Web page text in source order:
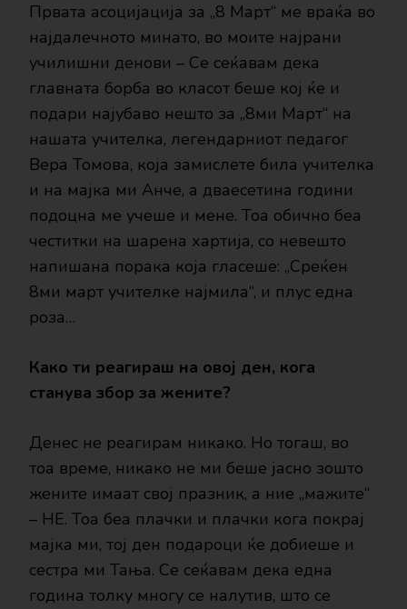
Првата асоцијација за „8 Март“ ме враќа во
најдалечното минато, во моите најрани
училишни денови – Се сеќавам дека
главната борба во класот беше кој ќе и
подари најубаво нешто за „8ми Март“ на
нашата учителка, легендарниот педагог
Вера Томова, која замислете била учителка
и на мајка ми Анче, а дваесетина години
подоцна ме учеше и мене. Тоа обично беа
честитки на шарена хартија, со невешто
напишана порака која гласеше: „Среќен
8ми март учителке најмила“, и плус една
роза…
Како ти реагираш на овој ден, кога
станува збор за жените?
Денес не реагирам никако. Но тогаш, во
тоа време, никако не ми беше јасно зошто
жените имаат свој празник, а ние „мажите“
– НЕ. Тоа беа плачки и плачки кога покрај
мајка ми, тој ден подароци ќе добиеше и
сестра ми Тања. Се сеќавам дека една
година толку многу се налутив, што се